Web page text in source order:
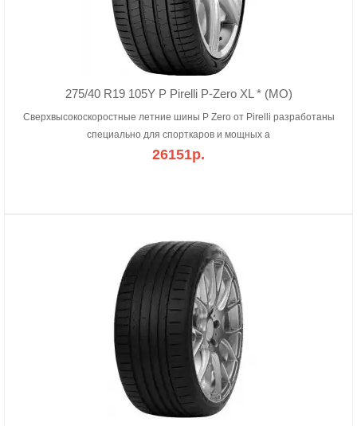
275/40 R19 105Y P Pirelli P-Zero XL * (MO)
Сверхвысокоскоростные летние шины P Zero от Pirelli разработаны
специально для спорткаров и мощных а
26151р.